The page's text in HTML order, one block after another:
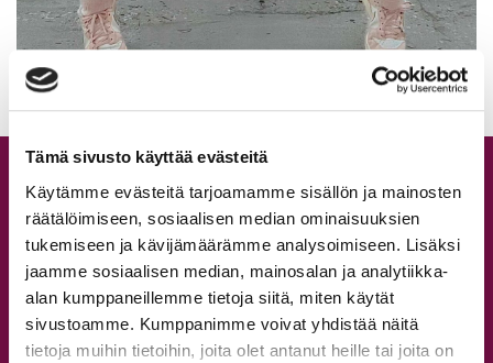
Tämä sivusto käyttää evästeitä
Käytämme evästeitä tarjoamamme sisällön ja mainosten
räätälöimiseen, sosiaalisen median ominaisuuksien
tukemiseen ja kävijämäärämme analysoimiseen. Lisäksi
jaamme sosiaalisen median, mainosalan ja analytiikka-
alan kumppaneillemme tietoja siitä, miten käytät
sivustoamme. Kumppanimme voivat yhdistää näitä
tietoja muihin tietoihin, joita olet antanut heille tai joita on
Aikataulu
Hinnasto
Lajit
Workshopit
Leirit